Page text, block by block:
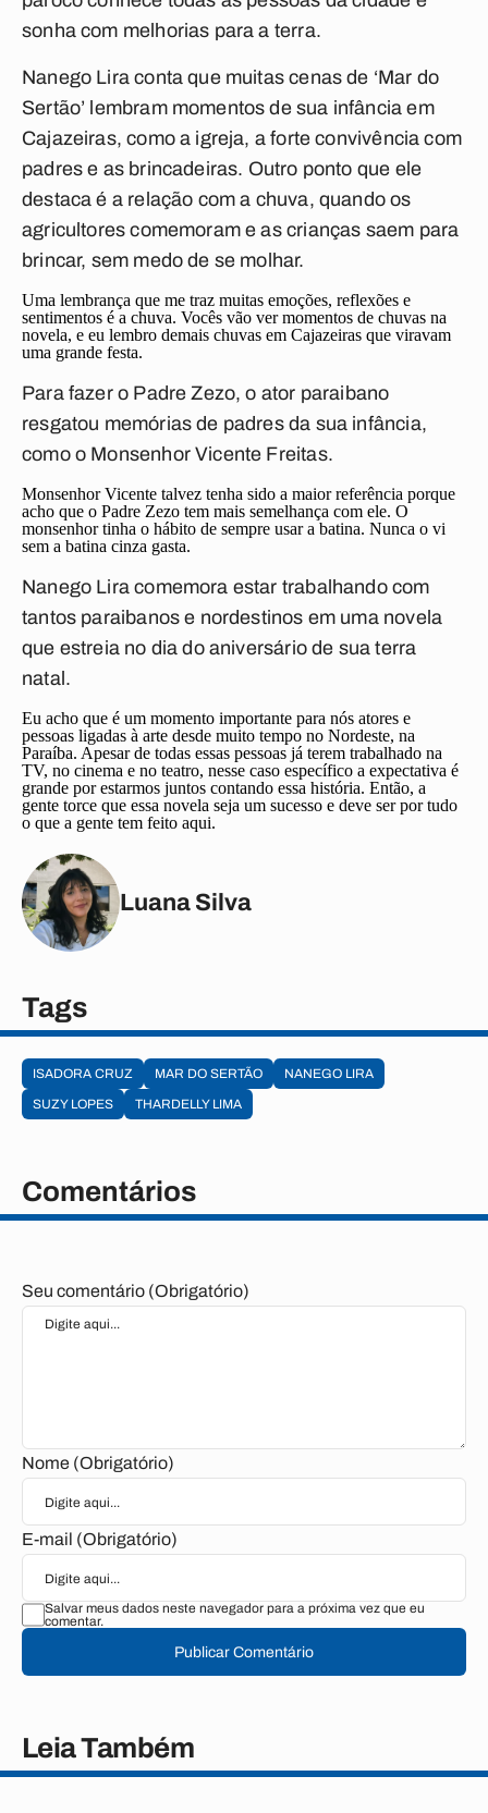
sonha com melhorias para a terra.
Nanego Lira conta que muitas cenas de ‘Mar do
Sertão’ lembram momentos de sua infância em
Cajazeiras, como a igreja, a forte convivência com
padres e as brincadeiras. Outro ponto que ele
destaca é a relação com a chuva, quando os
agricultores comemoram e as crianças saem para
brincar, sem medo de se molhar.
Uma lembrança que me traz muitas emoções, reflexões e
sentimentos é a chuva. Vocês vão ver momentos de chuvas na
novela, e eu lembro demais chuvas em Cajazeiras que viravam
uma grande festa.
Para fazer o Padre Zezo, o ator paraibano
resgatou memórias de padres da sua infância,
como o Monsenhor Vicente Freitas.
Monsenhor Vicente talvez tenha sido a maior referência porque
acho que o Padre Zezo tem mais semelhança com ele. O
monsenhor tinha o hábito de sempre usar a batina. Nunca o vi
sem a batina cinza gasta.
Nanego Lira comemora estar trabalhando com
tantos paraibanos e nordestinos em uma novela
que estreia no dia do aniversário de sua terra
natal.
Eu acho que é um momento importante para nós atores e
pessoas ligadas à arte desde muito tempo no Nordeste, na
Paraíba. Apesar de todas essas pessoas já terem trabalhado na
TV, no cinema e no teatro, nesse caso específico a expectativa é
grande por estarmos juntos contando essa história. Então, a
gente torce que essa novela seja um sucesso e deve ser por tudo
o que a gente tem feito aqui.
Luana Silva
Tags
ISADORA CRUZ MAR DO SERTÃO
NANEGO LIRA
SUZY LOPES
THARDELLY LIMA
Comentários
Seu comentário (Obrigatório)
Nome (Obrigatório)
E-mail (Obrigatório)
Salvar meus dados neste navegador para a próxima vez que eu
comentar.
Publicar Comentário
Leia Também